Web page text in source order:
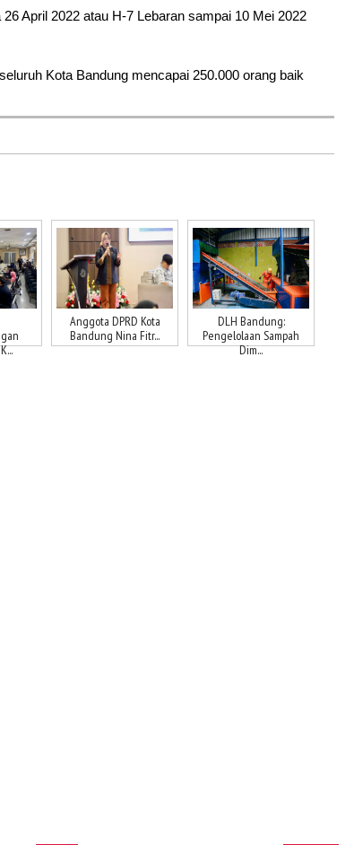
April 2022 atau H-7 Lebaran sampai 10 Mei 2022
Kota Bandung mencapai 250.000 orang baik
Anggota DPRD Kota
Bandung Nina Fitr...
DLH Bandung:
Pengelolaan Sampah
Dim...